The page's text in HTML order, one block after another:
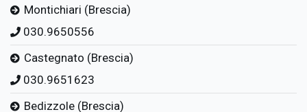
Montichiari (Brescia)
030.9650556
Castegnato (Brescia)
030.9651623
Bedizzole (Brescia)